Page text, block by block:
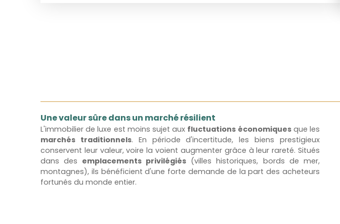
Une valeur sûre dans un marché résilient
L'immobilier de luxe est moins sujet aux fluctuations économiquesque les
marchés traditionnels. En période d'incertitude, les biens prestigieux
conservent leur valeur, voire la voient augmenter grâce à leur rareté. Situés
dans des emplacements privilégiés(villes historiques, bords de mer,
montagnes), ils bénéficient d'une forte demande de la part des acheteurs
fortunés du monde entier.